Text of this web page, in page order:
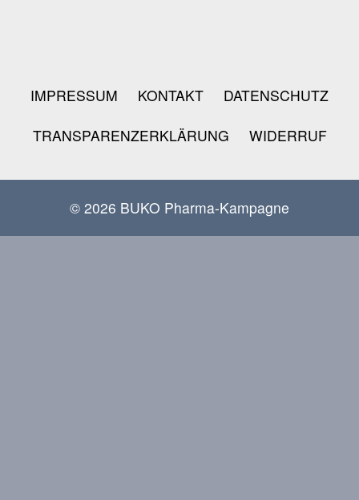
IMPRESSUM KONTAKT
DATENSCHUTZ
TRANSPARENZERKLÄRUNG
WIDERRUF
© 2026 BUKO Pharma-Kampagne